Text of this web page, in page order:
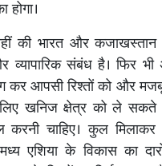
होगा।
की भारत और कजाखस्तान
व्यापारिक संबंध है। फिर
कर आपसी रिश्तों को और
खनिज क्षेत्र को ले सकते
करनी चाहिए। कुल
एशिया के विकास का